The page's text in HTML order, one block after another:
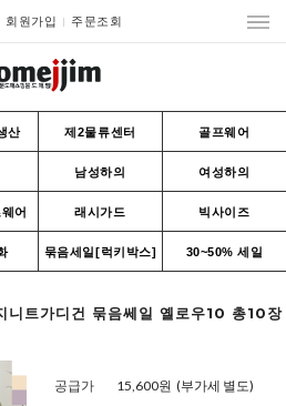
회원가입 주문조회
산 제2물류센터 골프웨어
남성하의 여성하의
어 래시가드 빅사이즈
묶음세일[럭키박스] 30~50% 세일
트가디건 묶음쎄일 옐로우10 총10장
공급가 15,600원 (부가세 별도)